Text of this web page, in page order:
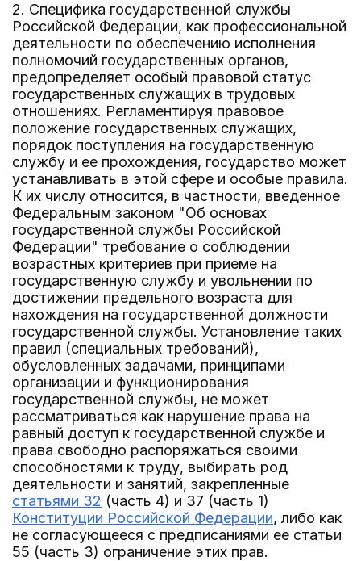
2. Специфика государственной службы
Российской Федерации, как профессиональной
деятельности по обеспечению исполнения
полномочий государственных органов,
предопределяет особый правовой статус
государственных служащих в трудовых
отношениях. Регламентируя правовое
положение государственных служащих,
порядок поступления на государственную
службу и ее прохождения, государство может
устанавливать в этой сфере и особые правила.
К их числу относится, в частности, введенное
Федеральным законом "Об основах
государственной службы Российской
Федерации" требование о соблюдении
возрастных критериев при приеме на
государственную службу и увольнении по
достижении предельного возраста для
нахождения на государственной должности
государственной службы. Установление таких
правил (специальных требований),
обусловленных задачами, принципами
организации и функционирования
государственной службы, не может
рассматриваться как нарушение права на
равный доступ к государственной службе и
права свободно распоряжаться своими
способностями к труду, выбирать род
деятельности и занятий, закрепленные
статьями 32 (часть 4) и 37 (часть 1)
Конституции Российской Федерации, либо как
не согласующееся с предписаниями ее статьи
55 (часть 3) ограничение этих прав.